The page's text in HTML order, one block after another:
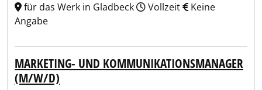
für das Werk in Gladbeck
Vollzeit
Keine
Angabe
MARKETING- UND KOMMUNIKATIONSMANAGER
(M/W/D)